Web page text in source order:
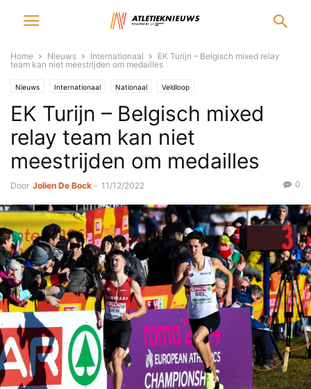
Home Nieuws Internationaal
EK Turijn – Belgisch mixed relay
team kan niet meestrijden om medailles
Nieuws Internationaal Nationaal Veldloop
EK Turijn – Belgisch mixed
relay team kan niet
meestrijden om medailles
Door Jolien De Bock - 11/12/2022 0